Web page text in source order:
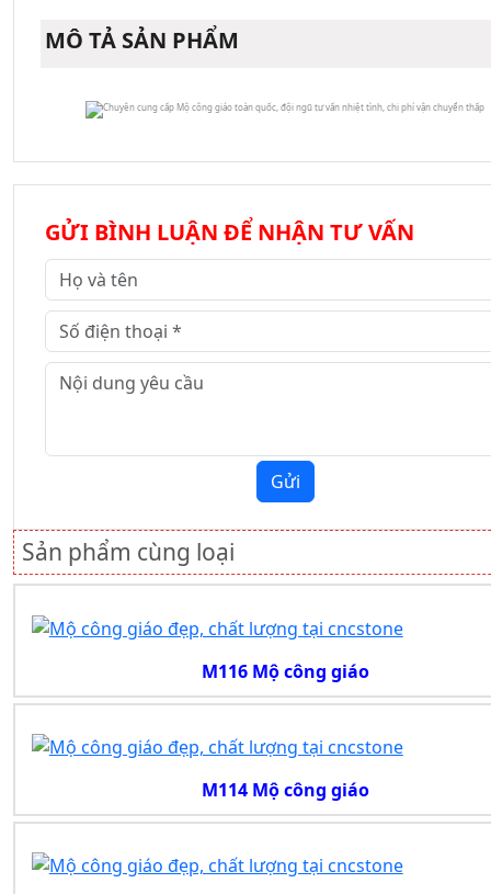
MÔ TẢ SẢN PHẨM
GỬI BÌNH LUẬN ĐỂ NHẬN TƯ VẤN
Gửi
Sản phẩm cùng loại
M116 Mộ công giáo
M114 Mộ công giáo